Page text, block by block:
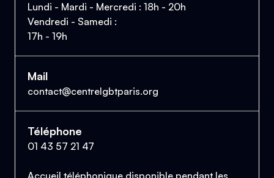
Lundi - Mardi - Mercredi : 18h - 20h
Vendredi - Samedi :
17h - 19h
Mail
contact@centrelgbtparis.org
Téléphone
01 43 57 21 47
Accueil téléphonique disponible pendant les